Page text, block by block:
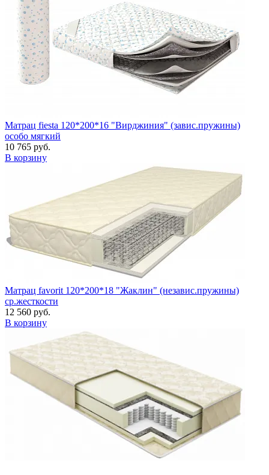
Матрац fiesta 120*200*16 "Вирджиния" (завис.пружины)
особо мягкий
10 765 руб.
В корзину
Матрац favorit 120*200*18 "Жаклин" (независ.пружины)
ср.жесткости
12 560 руб.
В корзину